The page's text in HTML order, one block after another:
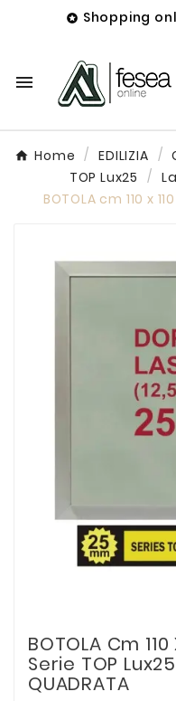
 Shopping

Home EDILIZIA
TOP Lux25
BOTOLA cm 110 x
BOTOLA Cm 110
Serie TOP Lux25
QUADRATA